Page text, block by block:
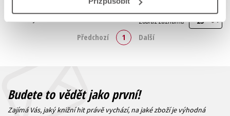
Zobraz záznamů
Předchozí 1 Další
Budete to vědět jako první!
Zajímá Vás, jaký knižní hit právě vychází, na jaké zboží je výhodná